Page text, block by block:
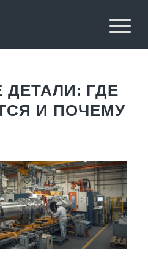
ГДЕ
И ПОЧЕМУ